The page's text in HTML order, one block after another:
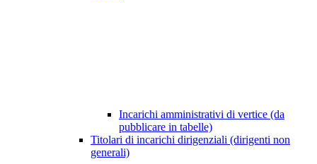
Incarichi amministrativi di vertice (da
pubblicare in tabelle)
Titolari di incarichi dirigenziali (dirigenti non
generali)